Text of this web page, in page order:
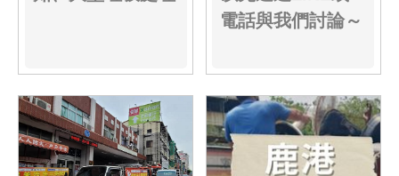
電話與我們討論～